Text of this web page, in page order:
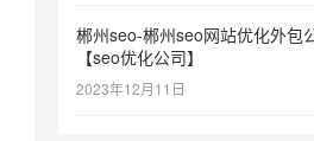
郴州seo-郴州seo网站优化外包
【seo优化公司】
2023年12月11日